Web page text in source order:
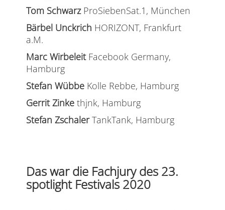
Tom SchwarzProSiebenSat.1, München
Bärbel Unckrich HORIZONT, Frankfurt
a.M.
Marc WirbeleitFacebook Germany,
Hamburg
Stefan Wübbe Kolle Rebbe, Hamburg
Gerrit Zinkethjnk, Hamburg
Stefan ZschalerTankTank, Hamburg
Das war die Fachjury des 23.
spotlight Festivals 2020